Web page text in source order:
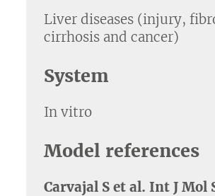
Liver diseases (injury,
cirrhosis and cancer)
System
In vitro
Model references
Carvajal S et al. Int J Mol